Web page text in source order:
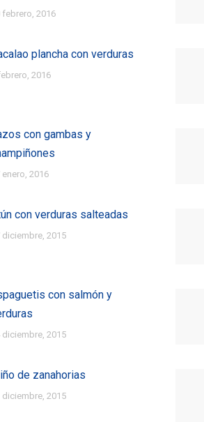
febrero, 2016
plancha con verduras
2016
con gambas y
enero, 2016
con verduras salteadas
diciembre, 2015
con salmón y
diciembre, 2015
de zanahorias
diciembre, 2015